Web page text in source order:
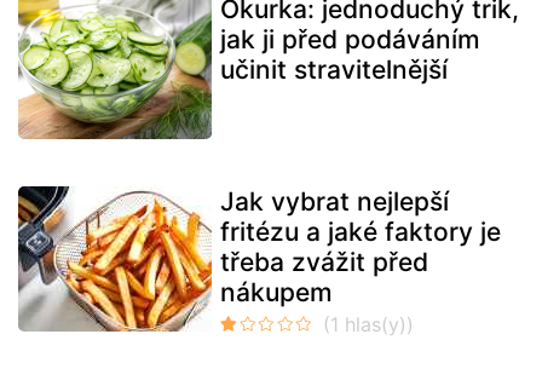
Okurka: jednoduchý trik,
jak ji před podáváním
učinit stravitelnější
Jak vybrat nejlepší
fritézu a jaké faktory je
třeba zvážit před
nákupem